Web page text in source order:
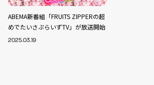
ABEMA新番組「FRUITS ZIPPERの超
めでたいさぷらいずTV」が放送開始
2025.03.19